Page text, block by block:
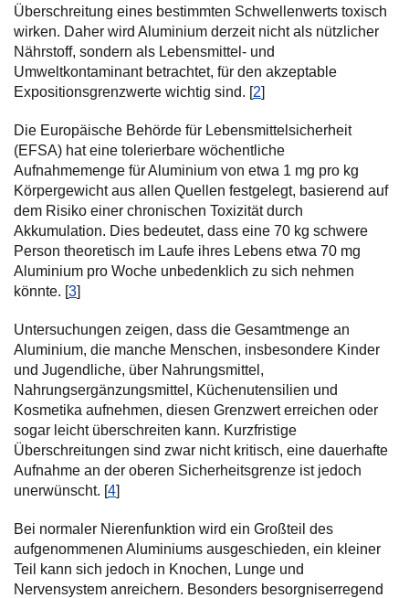
Überschreitung eines bestimmten Schwellenwerts toxisch
wirken. Daher wird Aluminium derzeit nicht als nützlicher
Nährstoff, sondern als Lebensmittel- und
Umweltkontaminant betrachtet, für den akzeptable
Expositionsgrenzwerte wichtig sind. [2]
Die Europäische Behörde für Lebensmittelsicherheit
(EFSA) hat eine tolerierbare wöchentliche
Aufnahmemenge für Aluminium von etwa 1 mg pro kg
Körpergewicht aus allen Quellen festgelegt, basierend auf
dem Risiko einer chronischen Toxizität durch
Akkumulation. Dies bedeutet, dass eine 70 kg schwere
Person theoretisch im Laufe ihres Lebens etwa 70 mg
Aluminium pro Woche unbedenklich zu sich nehmen
könnte. [3]
Untersuchungen zeigen, dass die Gesamtmenge an
Aluminium, die manche Menschen, insbesondere Kinder
und Jugendliche, über Nahrungsmittel,
Nahrungsergänzungsmittel, Küchenutensilien und
Kosmetika aufnehmen, diesen Grenzwert erreichen oder
sogar leicht überschreiten kann. Kurzfristige
Überschreitungen sind zwar nicht kritisch, eine dauerhafte
Aufnahme an der oberen Sicherheitsgrenze ist jedoch
unerwünscht. [4]
Bei normaler Nierenfunktion wird ein Großteil des
aufgenommenen Aluminiums ausgeschieden, ein kleiner
Teil kann sich jedoch in Knochen, Lunge und
Nervensystem anreichern. Besonders besorgniserregend